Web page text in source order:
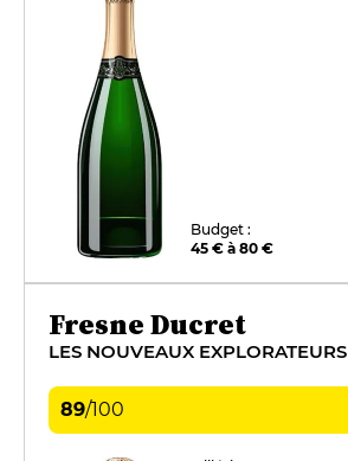
Budget :
45 € à 80 €
Fresne Ducret
LES NOUVEAUX EXPLORATEURS
89/100